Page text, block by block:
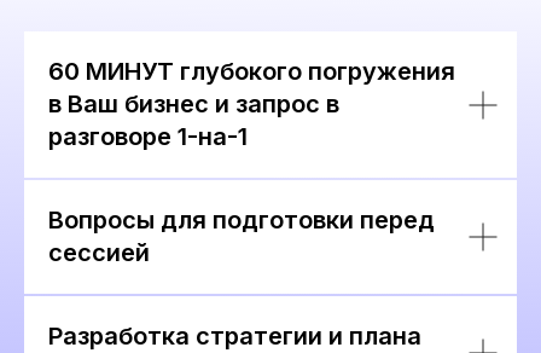
60 МИНУТ глубокого погружения
в Ваш бизнес и запрос в
разговоре 1-на-1
Вопросы для подготовки перед
сессией
Разработка стратегии и плана